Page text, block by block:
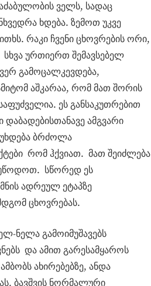
ველს, სადაც
ხდება. ზემოთ უკვე
რაკი ჩვენი ცხოვრების ორი,
ურთიერთ შემავსებელ
გამოცალკევდება,
აშკარაა, რომ მათ შორის
ეს განსაკუთრებით
დაბადებისთანავე ამგვარი
უხდება ბრძოლა
რომ ჰქვიათ. მათ შეიძლება
სწორედ ეს
ადრეულ ეტაპზე
ცხოვრებას.
ნელა გამოიმუშავებს
და ამით გარესამყაროს
ახირებებზე, ანდა
ბავშვის ნორმალური